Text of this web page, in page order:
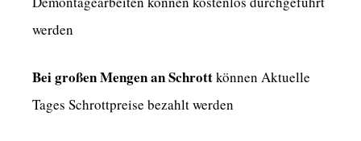
werden
Bei großen Mengen an Schrottkönnen Aktuelle
Tages Schrottpreise bezahlt werden